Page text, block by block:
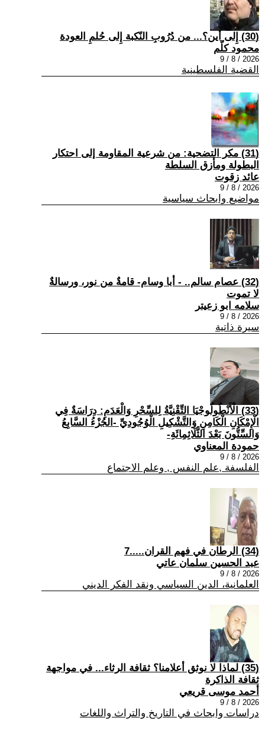
(30) إِلى أين؟... من دُرُوبِ النّكبة إِلى حُلمِ العودة
محمود كلّم
2026 / 8 / 9
القضية الفلسطينية
(31) مكر التضحية: من شرعية المقاومة إلى احتكار
البطولة ومأزق السلطة
عائد زقوت
2026 / 8 / 9
مواضيع وابحاث سياسية
(32) عصام سالم.. - أبا وسام- قامةٌ من نور، ورسالةٌ
لا تموت
سلامه ابو زعيتر
2026 / 8 / 9
سيرة ذاتية
(33) الْأَنْطُولُوجْيَا التِّقْنِيَّةُ لِلسِّحْرِ وَالْعَدَمِ: دِرَاسَةٌ فِي
الْإِمْكَانِ الْكَامِنِ وَالتَّشْكِيلِ الْوُجُودِيِّ -الجُزْءُ السَّابِعُ
وَالسِّتُّونَ بَعْدَ الثَّلَاثِمِائَةِ-
حمودة المعناوي
2026 / 8 / 9
الفلسفة ,علم النفس , وعلم الاجتماع
(34) الرطان في فهم القران.....7
عبد الحسين سلمان عاتي
2026 / 8 / 9
العلمانية، الدين السياسي ونقد الفكر الديني
(35) لماذا لا نوثق أعلامنا؟ ثقافة الرثاء... في مواجهة
ثقافة الذاكرة
أحمد موسى قريعي
2026 / 8 / 9
دراسات وابحاث في التاريخ والتراث واللغات